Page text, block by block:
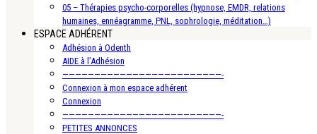
05 – Thérapies psycho-corporelles (hypnose, EMDR, relations
humaines, ennéagramme, PNL, sophrologie, méditation…)
ESPACE ADHÉRENT
Adhésion à Odenth
AIDE à l’Adhésion
—————————————————————————-
Connexion à mon espace adhérent
Connexion
—————————————————————————-
PETITES ANNONCES